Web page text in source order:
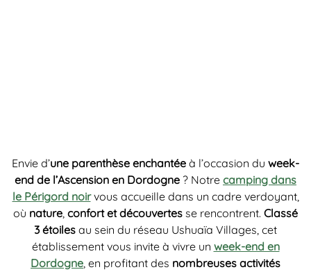
Envie d’une parenthèse enchantée à l’occasion du week-
end de l’Ascension en Dordogne ? Notre camping dans
le Périgord noirvous accueille dans un cadre verdoyant,
où nature, confort et découvertes se rencontrent. Classé
3 étoiles au sein du réseau Ushuaïa Villages, cet
établissement vous invite à vivre un week-end en
Dordogne, en profitant des nombreuses activités